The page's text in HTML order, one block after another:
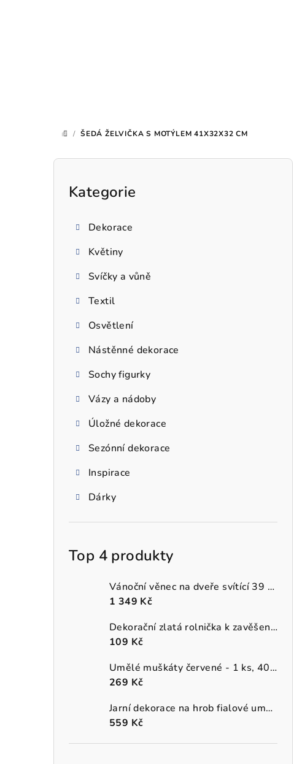
DOMŮ
/ ŠEDÁ ŽELVIČKA S MOTÝLEM 41X32X32 CM
P
Přeskočit
Kategorie
Dekorace
Květiny
Svíčky a vůně
Textil
Osvětlení
Nástěnné dekorace
Sochy figurky
Vázy a nádoby
Úložné dekorace
Sezónní dekorace
Inspirace
Dárky
Top 4 produkty
Vánoční věnec na dveře svítící 39 cm
1 349 Kč
Dekorační zlatá rolnička k zavěšení 10 cm
109 Kč
Umělé muškáty červené - 1 ks, 40 cm
269 Kč
Jarní dekorace na hrob fialové umělé macešky v šedém truhlíku
559 Kč